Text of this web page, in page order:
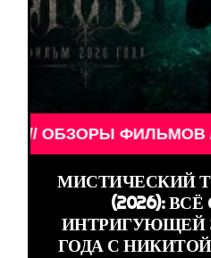
ФИЛЬМОВ ///
МИСТИЧЕСКИЙ
(2026):
ИНТРИГУЮЩЕЙ
ГОДА С